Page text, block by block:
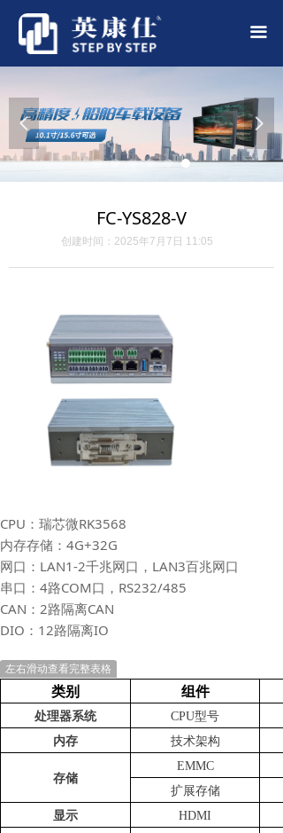
끀
首页
公司简介
产品中心
应用案例
新闻中心
넳 넲
FC-YS828-V
创建时间： 2025年7月7日 11:05
CPU：瑞芯微RK3568
内存存储：4G+32G
网口：LAN1-2千兆网口，LAN3百兆网口
串口：4路COM口，RS232/485
CAN：2路隔离CAN
DIO：12路隔离IO
左右滑动查看完整表格
类别
组件
处理器系统
CPU型号
内存
技术架构
存储
EMMC
扩展存储
显示
HDMI